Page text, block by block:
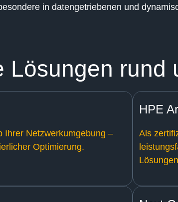
in datengetriebenen und
Lösungen rund
Ihrer Netzwerkumgebung –
Optimierung.
HPE
Als